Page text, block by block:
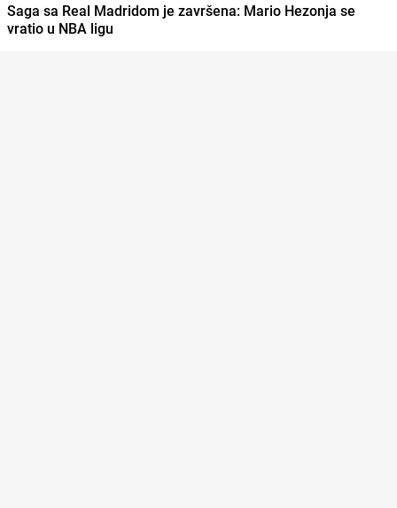
Saga sa Real Madridom je završena: Mario Hezonja se
vratio u NBA ligu